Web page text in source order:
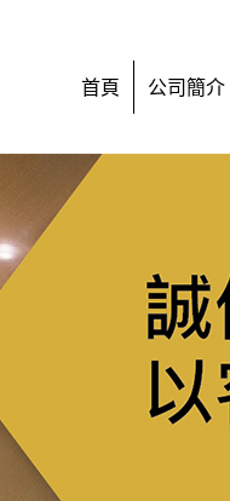
首頁 公司簡介